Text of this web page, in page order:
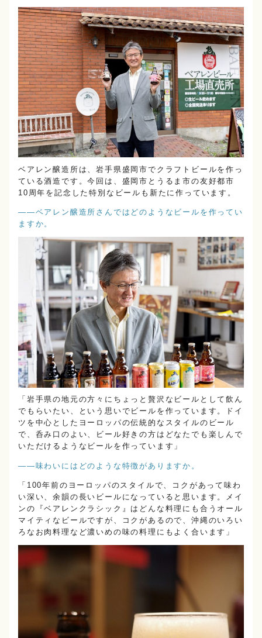
ベアレン醸造所は、岩手県盛岡市でクラフトビールを作っ
ている酒造です。今回は、盛岡市とうるま市の友好都市
10周年を記念した特別なビールも新たに作っています。
――ベアレン醸造所さんではどのようなビールを作ってい
ますか。
「岩手県の地元の方々にちょっと贅沢なビールとして飲ん
でもらいたい、という思いでビールを作っています。ドイ
ツを中心としたヨーロッパの伝統的なスタイルのビール
で、呑み口のよい、ビール好きの方はどなたでも楽しんで
いただけるようなビールを作っています」
――味わいにはどのような特徴がありますか。
「100年前のヨーロッパのスタイルで、コクがあって味わ
い深い、余韻の長いビールになっていると思います。メイ
ンの『ベアレンクラシック』はどんな料理にも合うオール
マイティなビールですが、コクがあるので、沖縄のいろい
ろなお肉料理など濃いめの味の料理にもよく合います」